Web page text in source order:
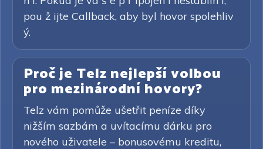
pou ž ijte Callback, aby byl hovor spolehliv
ý.
Proč je Telz nejlepší volbou
pro mezinárodní hovory?
Telz vám pomůže ušetřit peníze díky
nižším sazbám a uvítacímu dárku pro
nového uživatele – bonusovému kreditu,